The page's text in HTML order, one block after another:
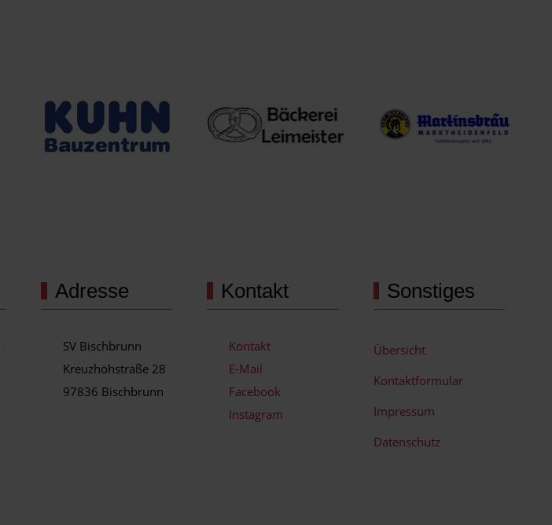
Adresse
SV Bischbrunn
Kreuzhöhstraße 28
97836 Bischbrunn
Kontakt
Kontakt
E-Mail
Facebook
Instagram
Sonstiges
Übersicht
Kontaktformular
Impressum
Datenschutz